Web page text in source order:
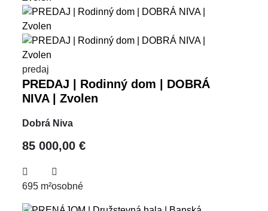
predaj
PREDAJ | Rodinný dom | DOBRÁ
NIVA | Zvolen
Dobrá Niva
85 000,00 €
695 m²osobné